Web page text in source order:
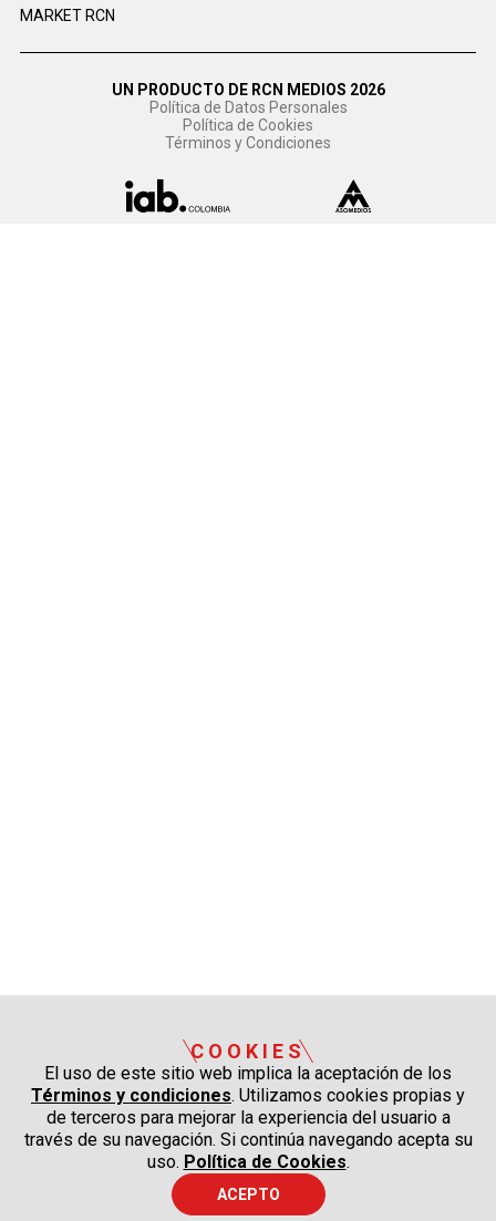
MARKET RCN
UN PRODUCTO DE RCN MEDIOS 2026
Política de Datos Personales
Política de Cookies
Términos y Condiciones
COOKIES
El uso de este sitio web implica la aceptación de los
Términos y condiciones. Utilizamos cookies propias y
de terceros para mejorar la experiencia del usuario a
través de su navegación. Si continúa navegando acepta su
uso. Política de Cookies.
ACEPTO